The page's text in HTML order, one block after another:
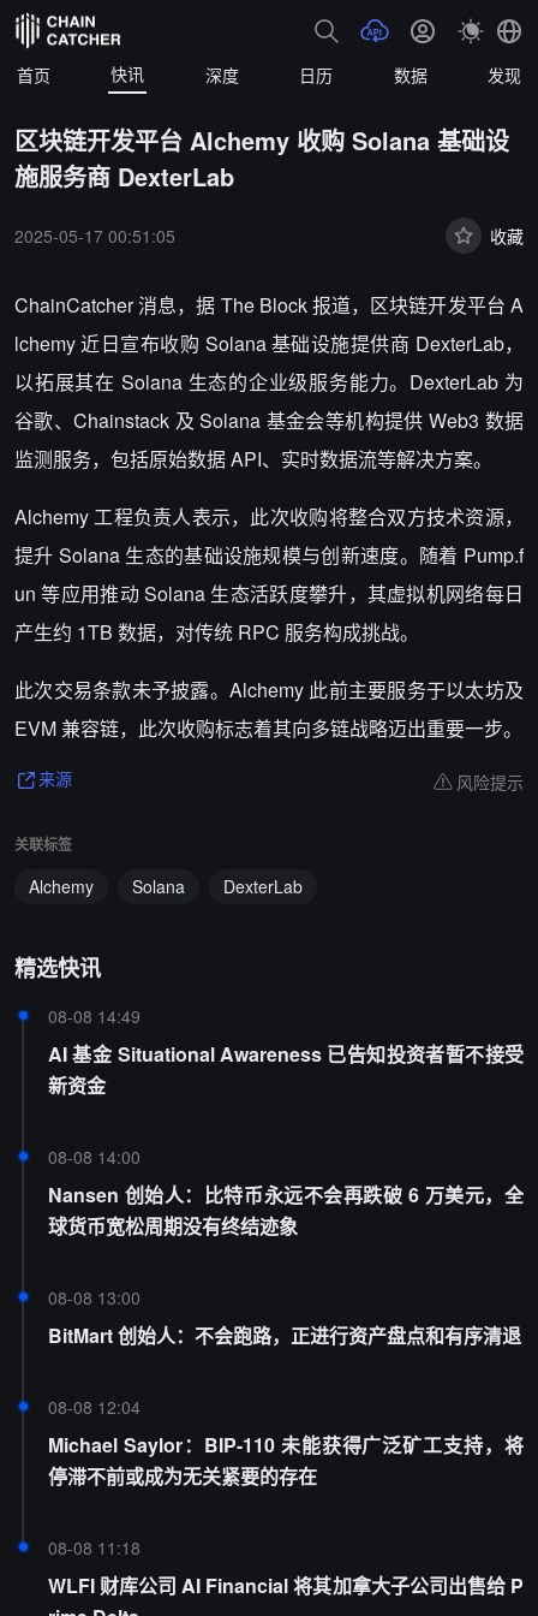
首页 快讯 深度 日历 数据 发现
区块链开发平台 Alchemy 收购 Solana 基础设
施服务商 DexterLab
2025-05-17 00:51:05 收藏
ChainCatcher 消息，据 The Block 报道，区块链开发平台 A
lchemy 近日宣布收购 Solana 基础设施提供商 DexterLab，
以拓展其在 Solana 生态的企业级服务能力。DexterLab 为
谷歌、Chainstack 及 Solana 基金会等机构提供 Web3 数据
监测服务，包括原始数据 API、实时数据流等解决方案。
Alchemy 工程负责人表示，此次收购将整合双方技术资源，
提升 Solana 生态的基础设施规模与创新速度。随着 Pump.f
un 等应用推动 Solana 生态活跃度攀升，其虚拟机网络每日
产生约 1TB 数据，对传统 RPC 服务构成挑战。
此次交易条款未予披露。Alchemy 此前主要服务于以太坊及
EVM 兼容链，此次收购标志着其向多链战略迈出重要一步。
来源 风险提示
关联标签
Alchemy Solana DexterLab
精选快讯
08-08 14:49
AI 基金 Situational Awareness 已告知投资者暂不接受
新资金
08-08 14:00
Nansen 创始人：比特币永远不会再跌破 6 万美元，全
球货币宽松周期没有终结迹象
08-08 13:00
BitMart 创始人：不会跑路，正进行资产盘点和有序清退
08-08 12:04
Michael Saylor：BIP-110 未能获得广泛矿工支持，将
停滞不前或成为无关紧要的存在
08-08 11:18
WLFI 财库公司 AI Financial 将其加拿大子公司出售给 P